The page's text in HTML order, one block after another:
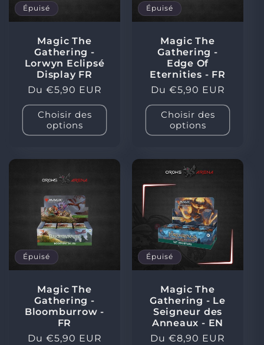
Épuisé
Magic The
Gathering -
Lorwyn Eclipsé
Display FR
Prix
habituel
Du €5,90 EUR
Choisir des
options
Épuisé
Magic The
Gathering -
Edge Of
Eternities - FR
Prix
habituel
Du €5,90 EUR
Choisir des
options
Épuisé
Magic The
Gathering -
Bloomburrow -
FR
Prix
Du €5,90 EUR
Épuisé
Magic The
Gathering - Le
Seigneur des
Anneaux - EN
Prix
Du €8,90 EUR